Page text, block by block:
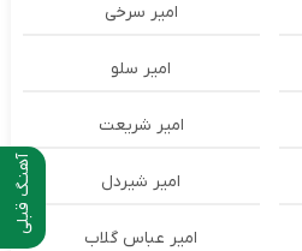
آهنـگ قبلی
امیر سرخی
امیر سلو
امیر شریعت
امیر شیردل
امیر عباس گلاب